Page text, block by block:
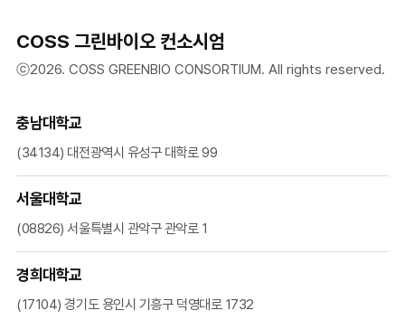
COSS 그린바이오 컨소시엄
ⓒ2026. COSS GREENBIO CONSORTIUM. All rights reserved.
충남대학교
(34134) 대전광역시 유성구 대학로 99
서울대학교
(08826) 서울특별시 관악구 관악로 1
경희대학교
(17104) 경기도 용인시 기흥구 덕영대로 1732